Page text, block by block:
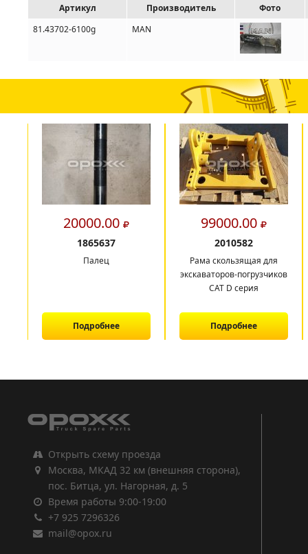
Артикул Производитель
Фото
81.43702-6100g
MAN
20000.00
1865637
Палец
Подробнее
99000.00
2010582
Рама скользящая для
экскаваторов-погрузчиков
CAT D серия
Подробнее
Открыть схему проезда
Москва, МКАД 32 км (внешняя сторона),
пос. Битца, ул. Нагорная, д. 5
Время работы 9:00-19:00
+7 925 7296326
mail@opox.ru